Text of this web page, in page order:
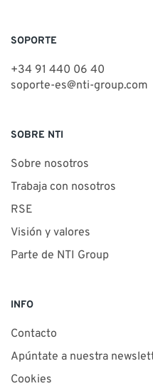
SOPORTE
+34 91 440 06 40
soporte-es@nti-group.com
SOBRE NTI
Sobre nosotros
Trabaja con nosotros
RSE
Visión y valores
Parte de NTI Group
INFO
Contacto
Apúntate a nuestra
Cookies